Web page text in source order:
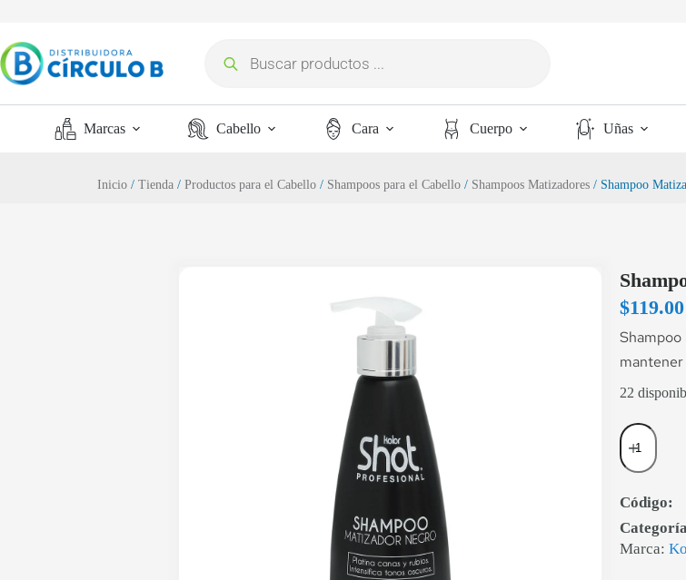
Marcas Cabello Cara Cuerpo Uñas
Inicio /Tienda /Productos para el Cabello / Shampoos para el Cabello / Shampoos Matizadores / Shampoo
$119.00
mantener
22
Código:
Marca: